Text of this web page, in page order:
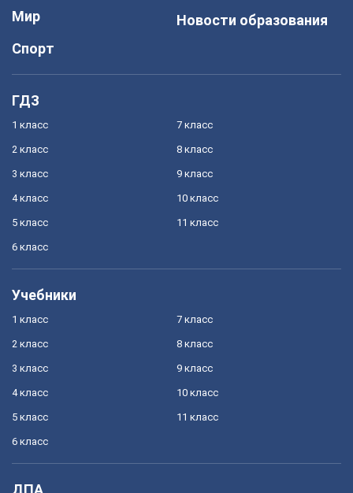
Мир
Спорт
Новости образования
ГДЗ
1 класс
2 класс
3 класс
4 класс
5 класс
6 класс
7 класс
8 класс
9 класс
10 класс
11 класс
Учебники
1 класс
2 класс
3 класс
4 класс
5 класс
6 класс
7 класс
8 класс
9 класс
10 класс
11 класс
ДПА